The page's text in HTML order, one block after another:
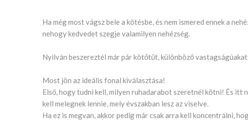
Ha még most vágsz bele a kötésbe, és nem ismered ennek a
nehogy kedvedet szegje valamilyen nehézség.
Nyilván beszereztél már pár kötőtűt, különböző
Most jön az ideális fonal kiválasztása!
Első, hogy tudni kell, milyen ruhadarabot szeretnél kötni! És itt
kell melegnek lennie, mely évszakban lesz az viselve.
Ha ez is megvan, akkor pedig már csak arra kell koncentrálni,